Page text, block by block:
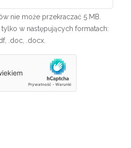
nie może przekraczać 5 MB.
w następujących formatach:
.doc, .docx.